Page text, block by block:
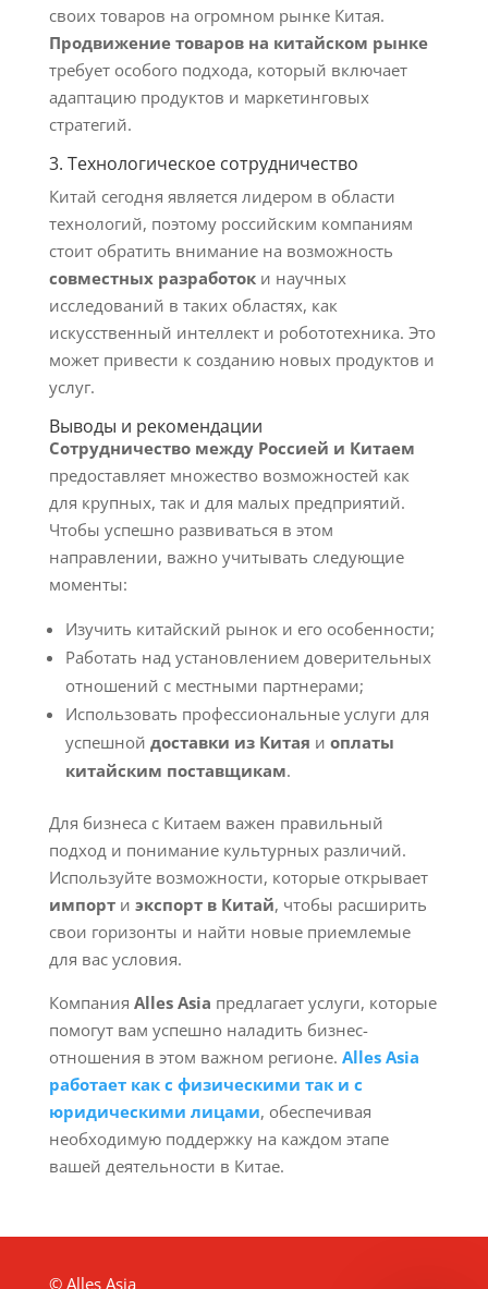
своих товаров на огромном рынке Китая.
Продвижение товаров на китайском рынке
требует особого подхода, который включает
адаптацию продуктов и маркетинговых
стратегий.
3. Технологическое сотрудничество
Китай сегодня является лидером в области
технологий, поэтому российским компаниям
стоит обратить внимание на возможность
совместных разработоки научных
исследований в таких областях, как
искусственный интеллект и робототехника. Это
может привести к созданию новых продуктов и
услуг.
Выводы и рекомендации
Сотрудничество между Россией и Китаем
предоставляет множество возможностей как
для крупных, так и для малых предприятий.
Чтобы успешно развиваться в этом
направлении, важно учитывать следующие
моменты:
Изучить китайский рынок и его особенности;
Работать над установлением доверительных
отношений с местными партнерами;
Использовать профессиональные услуги для
успешной доставки из Китая и оплаты
китайским поставщикам.
Для бизнеса с Китаем важен правильный
подход и понимание культурных различий.
Используйте возможности, которые открывает
импорти экспорт в Китай, чтобы расширить
свои горизонты и найти новые приемлемые
для вас условия.
Компания Alles Asia предлагает услуги, которые
помогут вам успешно наладить бизнес-
отношения в этом важном регионе. Alles Asia
работает как с физическими так и с
юридическими лицами, обеспечивая
необходимую поддержку на каждом этапе
вашей деятельности в Китае.
© Alles Asia